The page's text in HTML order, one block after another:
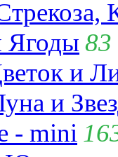
Ягоды 83
и
и
- mini